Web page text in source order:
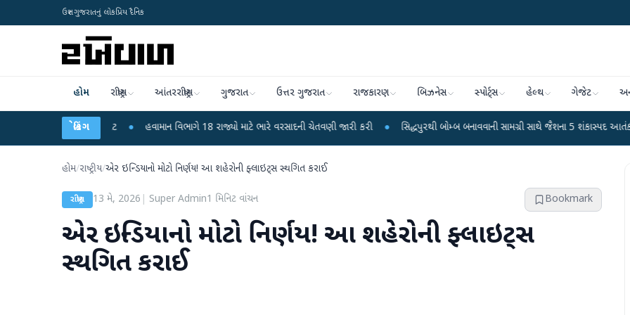
ઉત્તર ગુજરાતનું લોકપ્રિય દૈનિક
હોમ રાષ્ટ્રીય આંતરરાષ્ટ્રીય ગુજરાત ઉત્તર ગુજરાત રાજકારણ બિઝનેસ સ્પોર્ટ્સ હેલ્થ ગેજેટ
બ્રેકિંગ
● હવામાન વિભાગે 18 રાજ્યો માટે ભારે વરસાદની ચેતવણી જારી કરી ● સિદ્ધપુરથી બોમ્બ બનાવવાની સામગ્રી સાથે જૈશના 5 શંકાસ્પદ આતંકી ઝડપાયા ●
હોમ/રાષ્ટ્રીય/એર ઇન્ડિયાનો મોટો નિર્ણય! આ શહેરોની ફ્લાઇટ્સ સ્થગિત કરાઈ
રાષ્ટ્રીય 13 મે, 2026 Super Admin1 મિનિટ વાંચન Bookmark
એર ઇન્ડિયાનો મોટો નિર્ણય! આ શહેરોની ફ્લાઇટ્સ
સ્થગિત કરાઈ